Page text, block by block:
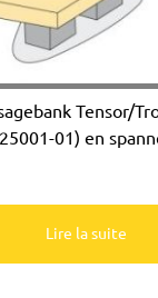
Tensor/
01) en
Lire la suite